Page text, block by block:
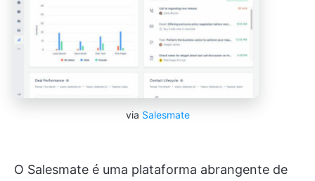
via Salesmate
O Salesmate é uma plataforma abrangente de